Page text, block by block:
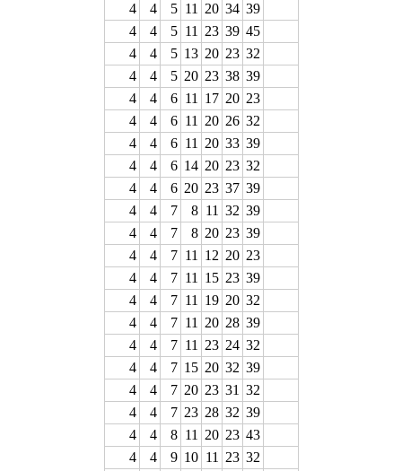
4
4 5 11 20 34 39
4
4 5 11 23 39 45
4
4 5 13 20 23 32
4
4 5 20 23 38 39
4
4 6 11 17 20 23
4
4 6 11 20 26 32
4
4 6 11 20 33 39
4
4 6 14 20 23 32
4
4 6 20 23 37 39
4
4 7 8 11 32 39
4
4 7 8 20 23 39
4
4 7 11 12 20 23
4
4 7 11 15 23 39
4
4 7 11 19 20 32
4
4 7 11 20 28 39
4
4 7 11 23 24 32
4
4 7 15 20 32 39
4
4 7 20 23 31 32
4
4 7 23 28 32 39
4
4 8 11 20 23 43
4
4 9 10 11 23 32